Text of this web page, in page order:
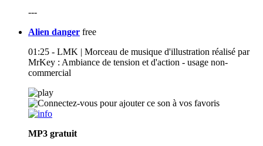
---
Alien danger free
01:25 - LMK | Morceau de musique d'illustration réalisé par
MrKey : Ambiance de tension et d'action - usage non-
commercial
MP3 gratuit